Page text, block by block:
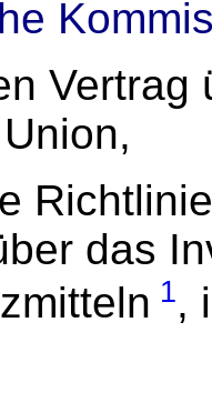
Vertrag
das
1,